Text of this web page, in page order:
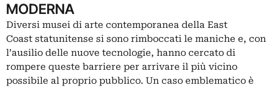
MODERNA
Diversi musei di arte contemporanea della East
Coast statunitense si sono rimboccati le maniche e, con
l’ausilio delle nuove tecnologie, hanno cercato di
rompere queste barriere per arrivare il più vicino
possibile al proprio pubblico. Un caso emblematico è